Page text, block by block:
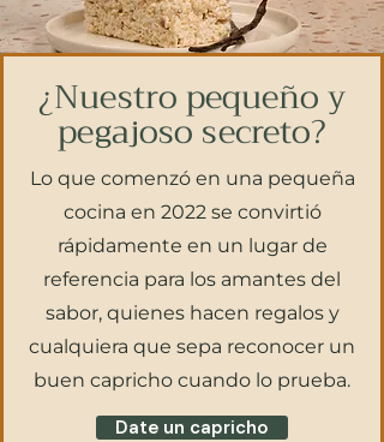
¿Nuestro pequeño y
pegajoso secreto?
Lo que comenzó en una pequeña
cocina en 2022 se convirtió
rápidamente en un lugar de
referencia para los amantes del
sabor, quienes hacen regalos y
cualquiera que sepa reconocer un
buen capricho cuando lo prueba.
Date un capricho